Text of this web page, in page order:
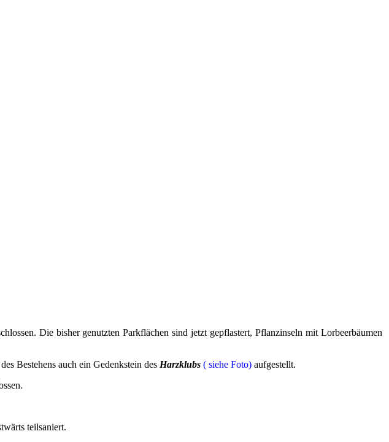
Die bisher genutzten Parkflächen sind jetzt gepflastert, Pflanzinseln mit Lorbeerbäumen
Bestehens auch ein Gedenkstein des Harzklubs ( siehe Foto) aufgestellt.
teilsaniert.